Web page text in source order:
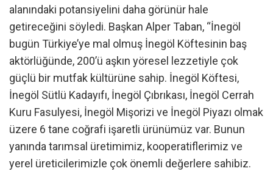
alanındaki potansiyelini daha görünür hale
getireceğini söyledi. Başkan Alper Taban, “İnegöl
bugün Türkiye’ye mal olmuş İnegöl Köftesinin baş
aktörlüğünde, 200’ü aşkın yöresel lezzetiyle çok
güçlü bir mutfak kültürüne sahip. İnegöl Köftesi,
İnegöl Sütlü Kadayıfı, İnegöl Çıbrıkası, İnegöl Cerrah
Kuru Fasulyesi, İnegöl Mişorizi ve İnegöl Piyazı olmak
üzere 6 tane coğrafi işaretli ürünümüz var. Bunun
yanında tarımsal üretimimiz, kooperatiflerimiz ve
yerel üreticilerimizle çok önemli değerlere sahibiz.